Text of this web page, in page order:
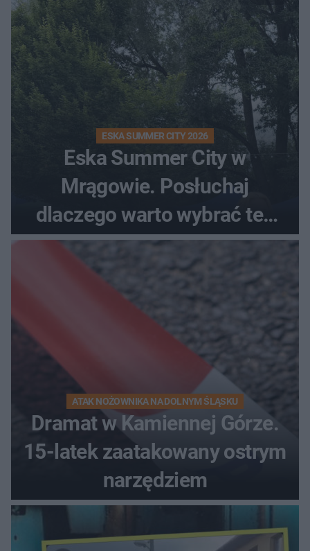
ESKA SUMMER CITY 2026
Eska Summer City w
Mrągowie. Posłuchaj
dlaczego warto wybrać ten
kierunek na urlop!
ATAK NOŻOWNIKA NA DOLNYM ŚLĄSKU
Dramat w Kamiennej Górze.
15-latek zaatakowany ostrym
narzędziem